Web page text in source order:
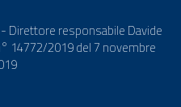
Direttore responsabile Davide
14772/2019 del 7 novembre